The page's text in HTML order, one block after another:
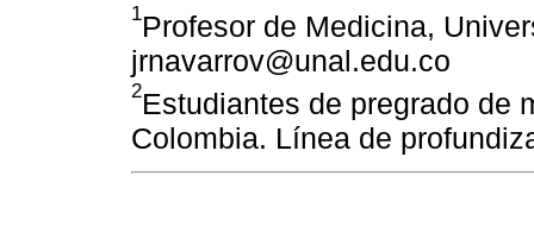
1Profesor de Medicina,
jrnavarrov@unal.edu.co
2Estudiantes de pregrado de
Colombia. Línea de